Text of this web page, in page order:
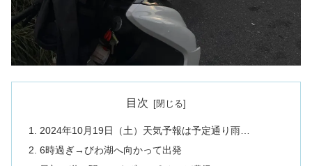
目次
2024年10月19日（土）天気予報は予定通り雨…
6時過ぎ→びわ湖へ向かって出発